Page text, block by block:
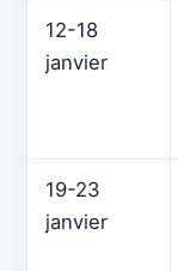
12-18
janvier
19-23
janvier